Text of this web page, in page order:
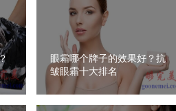
眼霜哪个牌子的效果好？抗
皱眼霜十大排名